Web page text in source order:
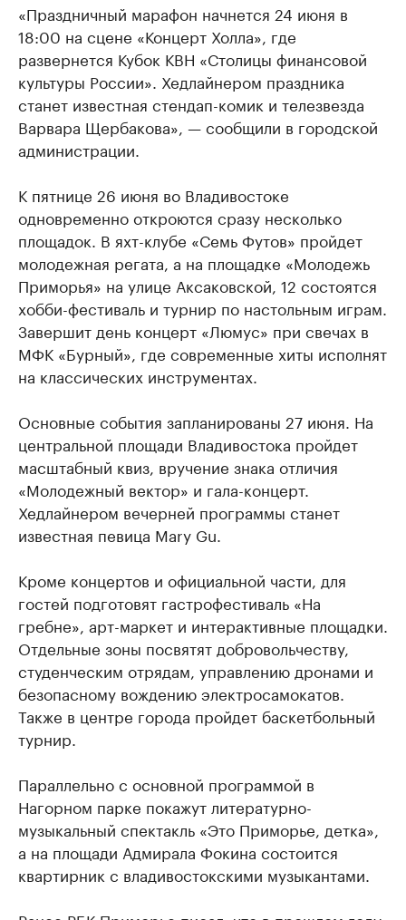
«Праздничный марафон начнется 24 июня в
18:00 на сцене «Концерт Холла», где
развернется Кубок КВН «Столицы финансовой
культуры России». Хедлайнером праздника
станет известная стендап-комик и телезвезда
Варвара Щербакова», — сообщили в городской
администрации.
К пятнице 26 июня во Владивостоке
одновременно откроются сразу несколько
площадок. В яхт-клубе «Семь Футов» пройдет
молодежная регата, а на площадке «Молодежь
Приморья» на улице Аксаковской, 12 состоятся
хобби-фестиваль и турнир по настольным играм.
Завершит день концерт «Люмус» при свечах в
МФК «Бурный», где современные хиты исполнят
на классических инструментах.
Основные события запланированы 27 июня. На
центральной площади Владивостока пройдет
масштабный квиз, вручение знака отличия
«Молодежный вектор» и гала-концерт.
Хедлайнером вечерней программы станет
известная певица Mary Gu.
Кроме концертов и официальной части, для
гостей подготовят гастрофестиваль «На
гребне», арт-маркет и интерактивные площадки.
Отдельные зоны посвятят добровольчеству,
студенческим отрядам, управлению дронами и
безопасному вождению электросамокатов.
Также в центре города пройдет баскетбольный
турнир.
Параллельно с основной программой в
Нагорном парке покажут литературно-
музыкальный спектакль «Это Приморье, детка»,
а на площади Адмирала Фокина состоится
квартирник с владивостокскими музыкантами.